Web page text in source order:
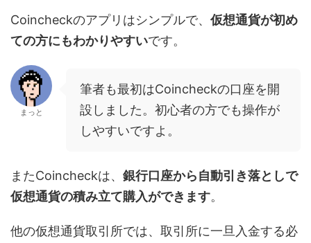
Coincheckのアプリはシンプルで、 仮想通貨が初め
ての方にもわかりやすいです。
まっと
筆者も最初はCoincheckの口座を開
設しました。初心者の方でも操作が
しやすいですよ。
またCoincheckは、 銀行口座から自動引き落としで
仮想通貨の積み立て購入ができます。
他の仮想通貨取引所では、取引所に一旦入金する必